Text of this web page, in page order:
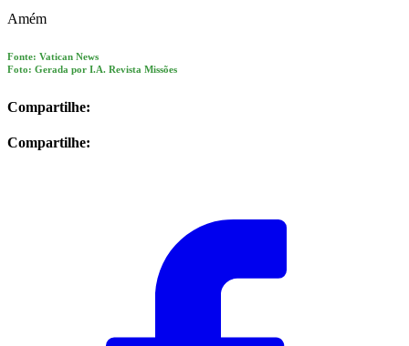
Amém
Fonte: Vatican News
Foto: Gerada por I.A. Revista Missões
Compartilhe:
Compartilhe: